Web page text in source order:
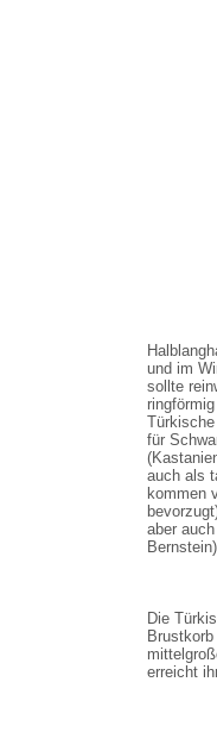
und im
sollte
für
auch als
kommen
aber
Bernstein).
Die
erreicht